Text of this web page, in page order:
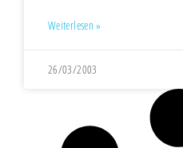
Weiterlesen »
26/03/2003